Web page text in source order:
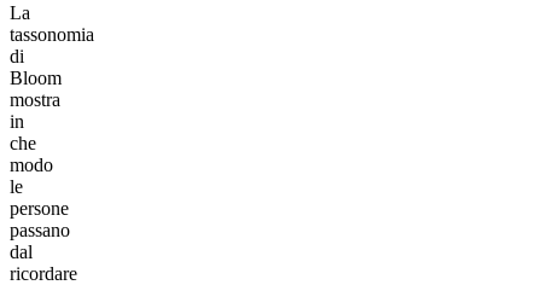
La
tassonomia
di
Bloom
mostra
in
che
modo
le
persone
passano
dal
ricordare